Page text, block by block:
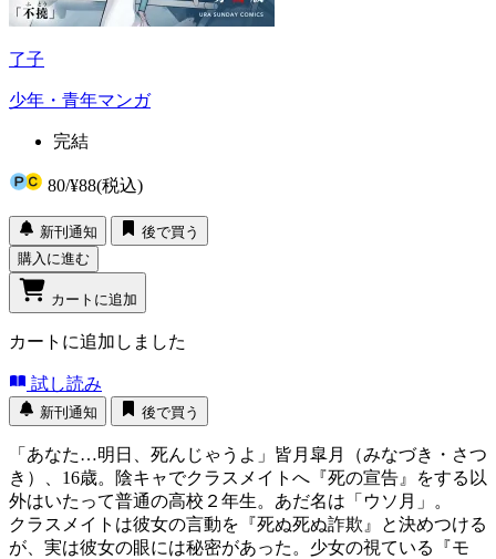
了子
少年・青年マンガ
完結
80/¥88(税込)
新刊通知
後で買う
購入に進む
カートに追加
カートに追加しました
試し読み
新刊通知 後で買う
「あなた…明日、死んじゃうよ」皆月皐月（みなづき・さつ
き）、16歳。陰キャでクラスメイトへ『死の宣告』をする以
外はいたって普通の高校２年生。あだ名は「ウソ月」。
クラスメイトは彼女の言動を『死ぬ死ぬ詐欺』と決めつける
が、実は彼女の眼には秘密があった。少女の視ている『モ